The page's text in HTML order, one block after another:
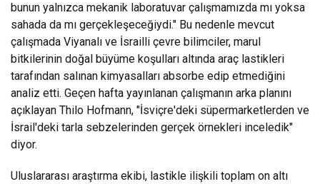
bunun yalnızca mekanik laboratuvar çalışmamızda mı yoksa
sahada da mı gerçekleşeceğiydi." Bu nedenle mevcut
çalışmada Viyanalı ve İsrailli çevre bilimciler, marul
bitkilerinin doğal büyüme koşulları altında araç lastikleri
tarafından salınan kimyasalları absorbe edip etmediğini
analiz etti. Geçen hafta yayınlanan çalışmanın arka planını
açıklayan Thilo Hofmann, "İsviçre'deki süpermarketlerden ve
İsrail'deki tarla sebzelerinden gerçek örnekleri inceledik"
diyor.
Uluslararası araştırma ekibi, lastikle ilişkili toplam on altı